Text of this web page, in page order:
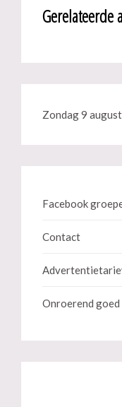
Gerelateerde
Zondag 9
Facebook
Contact
Onroerend goed